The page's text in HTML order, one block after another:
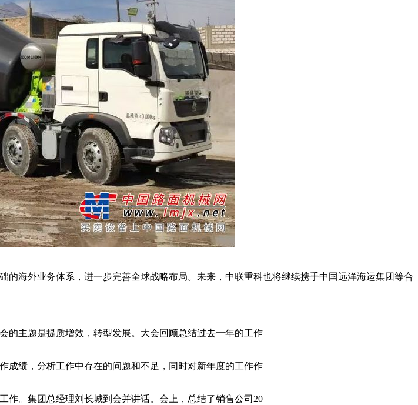
海外业务体系，进一步完善全球战略布局。未来，中联重科也将继续携手中国远洋海运集团等合
主题是提质增效，转型发展。大会回顾总结过去一年的工作
绩，分析工作中存在的问题和不足，同时对新年度的工作作
。集团总经理刘长城到会并讲话。会上，总结了销售公司20